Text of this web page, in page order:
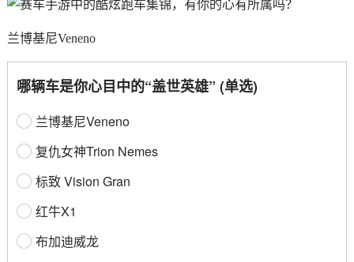
兰博基尼Veneno
哪辆车是你心目中的“盖世英雄” (单选)
兰博基尼Veneno
复仇女神Trion Nemes
标致 Vision Gran
红牛X1
布加迪威龙